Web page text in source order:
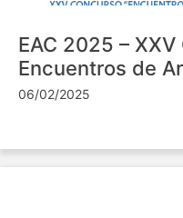
EAC 2025 –
Encuentros de
06/02/2025